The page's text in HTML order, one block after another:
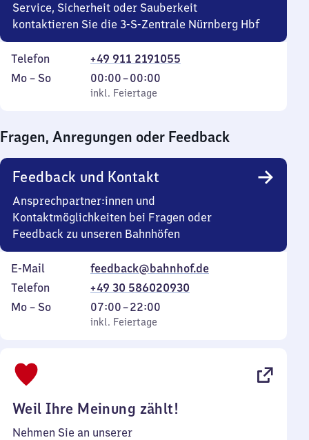
Service, Sicherheit oder Sauberkeit
kontaktieren Sie die 3-S-Zentrale Nürnberg Hbf
Telefon
+49 911 2191055
Montag
Mo – So,
inkl. Feiertage
00:00–00:00
Von
0
0
Uhr
inkl. Feiertage
Fragen, Anregungen oder Feedback
Feedback und Kontakt
Ansprechpartner:innen und
Kontaktmöglichkeiten bei Fragen oder
Feedback zu unseren Bahnhöfen
E-Mail
feedback@bahnhof.de
Telefon
+49 30 586020930
Montag
Mo – So,
inkl. Feiertage
07:00–22:00
Von
7
inkl. Feiertage
Weil Ihre Meinung zählt!
Nehmen Sie an unserer